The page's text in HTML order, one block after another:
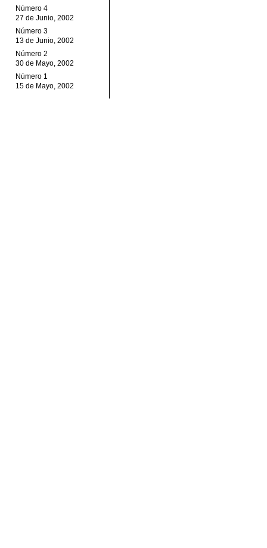
Número 4
27 de Junio, 2002
Número 3
13 de Junio, 2002
Número 2
30 de Mayo, 2002
Número 1
15 de Mayo, 2002